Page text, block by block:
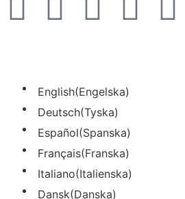
English(Engelska)
Deutsch(Tyska)
Español(Spanska)
Français(Franska)
Italiano(Italienska)
Dansk(Danska)